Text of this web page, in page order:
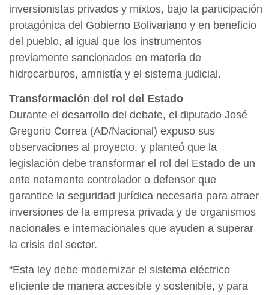
inversionistas privados y mixtos, bajo la participación
protagónica del Gobierno Bolivariano y en beneficio
del pueblo, al igual que los instrumentos
previamente sancionados en materia de
hidrocarburos, amnistía y el sistema judicial.
​Transformación del rol del Estado
​Durante el desarrollo del debate, el diputado José
Gregorio Correa (AD/Nacional) expuso sus
observaciones al proyecto, y planteó que la
legislación debe transformar el rol del Estado de un
ente netamente controlador o defensor que
garantice la seguridad jurídica necesaria para atraer
inversiones de la empresa privada y de organismos
nacionales e internacionales que ayuden a superar
la crisis del sector.
​“Esta ley debe modernizar el sistema eléctrico
eficiente de manera accesible y sostenible, y para